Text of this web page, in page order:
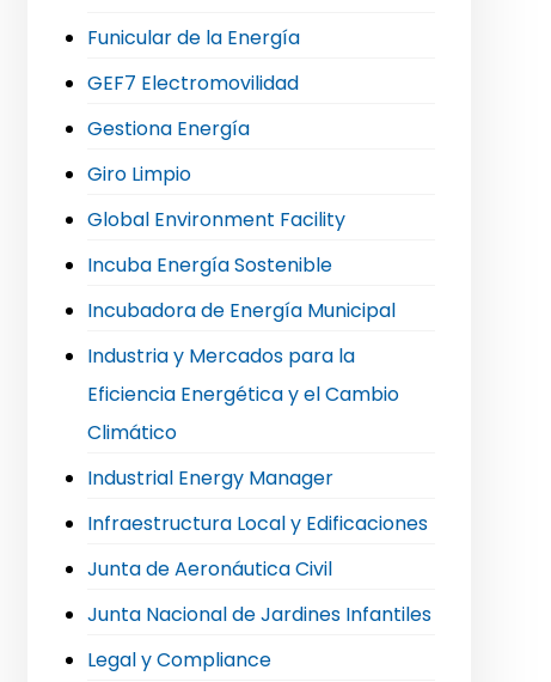
Funicular de la Energía
GEF7 Electromovilidad
Gestiona Energía
Giro Limpio
Global Environment Facility
Incuba Energía Sostenible
Incubadora de Energía Municipal
Industria y Mercados para la
Eficiencia Energética y el Cambio
Climático
Industrial Energy Manager
Infraestructura Local y Edificaciones
Junta de Aeronáutica Civil
Junta Nacional de Jardines Infantiles
Legal y Compliance